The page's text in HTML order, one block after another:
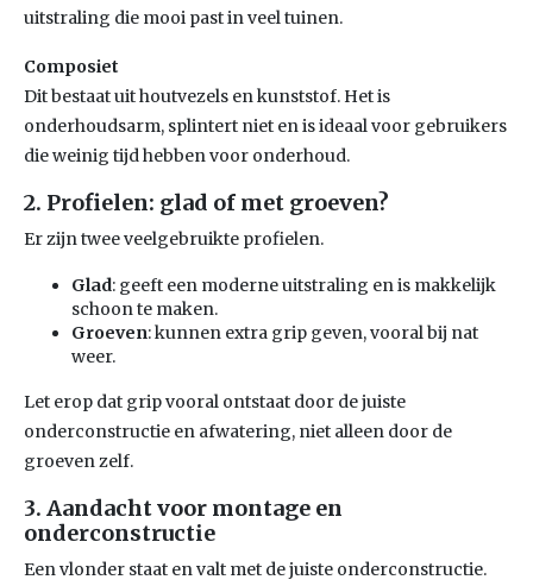
uitstraling die mooi past in veel tuinen.
Composiet
Dit bestaat uit houtvezels en kunststof. Het is
onderhoudsarm, splintert niet en is ideaal voor gebruikers
die weinig tijd hebben voor onderhoud.
2. Profielen: glad of met groeven?
Er zijn twee veelgebruikte profielen.
Glad: geeft een moderne uitstraling en is makkelijk
schoon te maken.
Groeven: kunnen extra grip geven, vooral bij nat
weer.
Let erop dat grip vooral ontstaat door de juiste
onderconstructie en afwatering, niet alleen door de
groeven zelf.
3. Aandacht voor montage en
onderconstructie
Een vlonder staat en valt met de juiste onderconstructie.